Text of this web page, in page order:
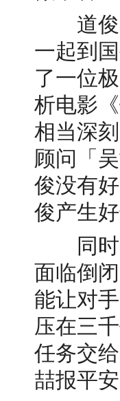
道俊考
一起到
了一位
析电影
相当深
顾问「
俊没有
俊产生
同时间
面临倒
能让对
压在三
任务交
喆报平